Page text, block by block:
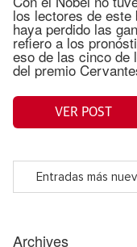
los lectores de este
haya perdido las
refiero a los
eso de las cinco de
del premio
VER POST
Entradas más
Archives